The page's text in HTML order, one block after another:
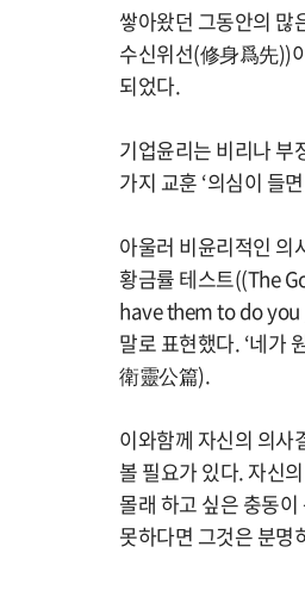
쌓아왔던 그동안의 많
수신위선(修身爲先))
되었다.
기업윤리는 비리나 부
가지 교훈 ‘의심이 들
아울러 비윤리적인 의
황금률 테스트((The
have them to do you
말로 표현했다. ‘네가
衛靈公篇).
이와함께 자신의 의사
볼 필요가 있다. 자신
몰래 하고 싶은 충동
못하다면 그것은 분명